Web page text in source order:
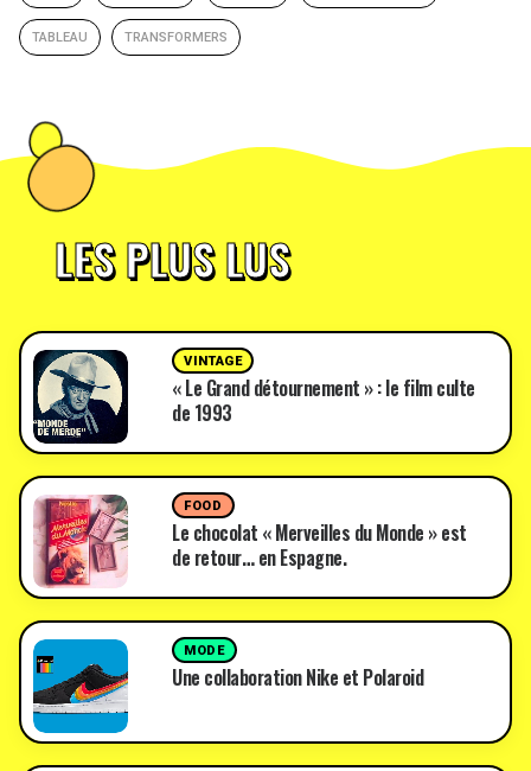
TABLEAU TRANSFORMERS
LES PLUS LUS
VINTAGE
« Le Grand détournement » : le film culte
de 1993
FOOD
Le chocolat « Merveilles du Monde » est
de retour… en Espagne.
MODE
Une collaboration Nike et Polaroid